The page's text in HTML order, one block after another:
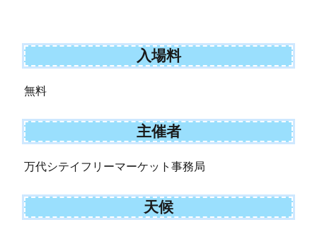
入場料
無料
主催者
万代シテイフリーマーケット事務局
天候